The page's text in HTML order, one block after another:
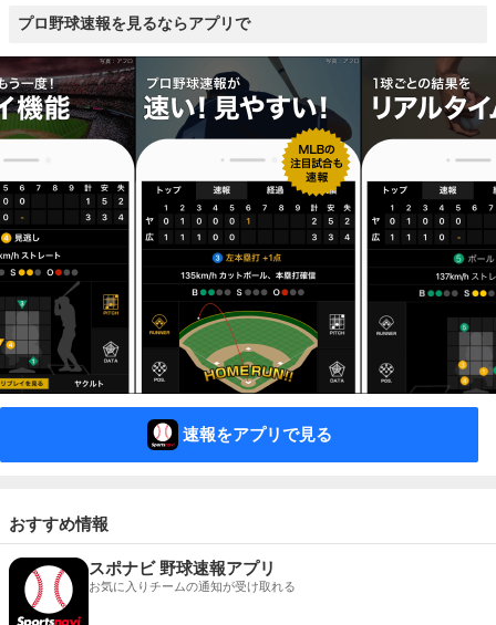
プロ野球速報を見るならアプリで
速報をアプリで見る
おすすめ情報
スポナビ 野球速報アプリ
お気に入りチームの通知が受け取れる